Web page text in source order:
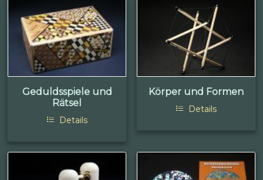
Geduldsspiele und
Rätsel
Details
Körper und Formen
Details